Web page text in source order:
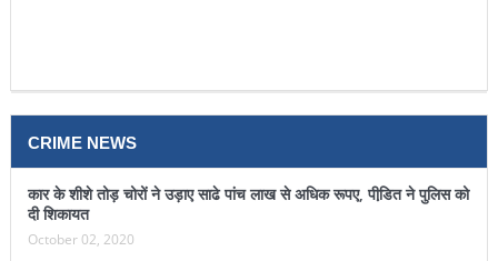
CRIME NEWS
कार के शीशे तोड़ चोरों ने उड़ाए साढे पांच लाख से अधिक रूपए, पीडि़त ने पुलिस को
दी शिकायत
October 02, 2020